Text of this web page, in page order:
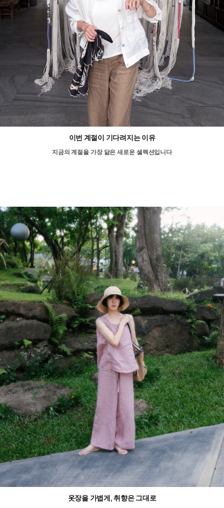
이번 계절이 기다려지는 이유
지금의 계절을 가장 닮은 새로운 셀렉션입니다
옷장을 가볍게, 취향은 그대로